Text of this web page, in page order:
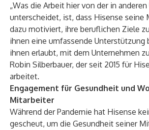
„Was die Arbeit hier von der in
unterscheidet, ist, dass Hisense seine
dazu motiviert, ihre beruflichen Ziele
ihnen eine umfassende Unterstützung
ihnen erlaubt, mit dem Unternehmen
Robin Silberbauer, der seit 2015 für
arbeitet.
Engagement für Gesundheit und
Mitarbeiter
Während der Pandemie hat Hisense
gescheut, um die Gesundheit seiner